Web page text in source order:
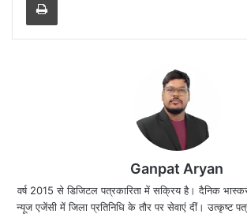
Ganpat Aryan
वर्ष 2015 से डिजिटल पत्रकारिता में सक्रिय है। दैनिक
न्यूज एजेंसी में जिला प्रतिनिधि के तौर पर सेवाएं दीं। उत्कृष्ट